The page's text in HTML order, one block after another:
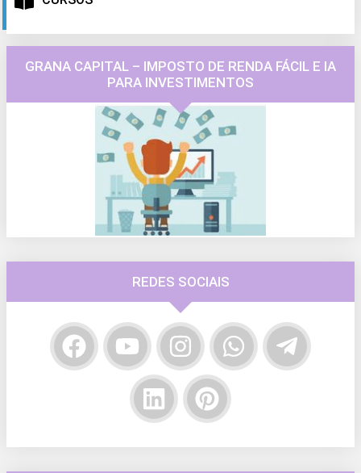
GRANA CAPITAL – IMPOSTO DE RENDA FÁCIL E IA
PARA INVESTIMENTOS
REDES SOCIAIS